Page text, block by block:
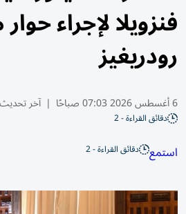
فنزويلا لإجراء
رودريغيز
6 أغسطس 2026 07:03 صباحًا | آخر
دقائق القراءة - 2
استمع دقائق القراءة - 2